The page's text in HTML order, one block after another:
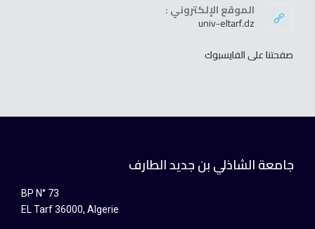
الموقع الإلكتروني :
univ-eltarf.dz
صفحتنا على الفايسبوك
جامعة الشاذلي بن جديد الطارف
BP N° 73
EL Tarf 36000, Algerie